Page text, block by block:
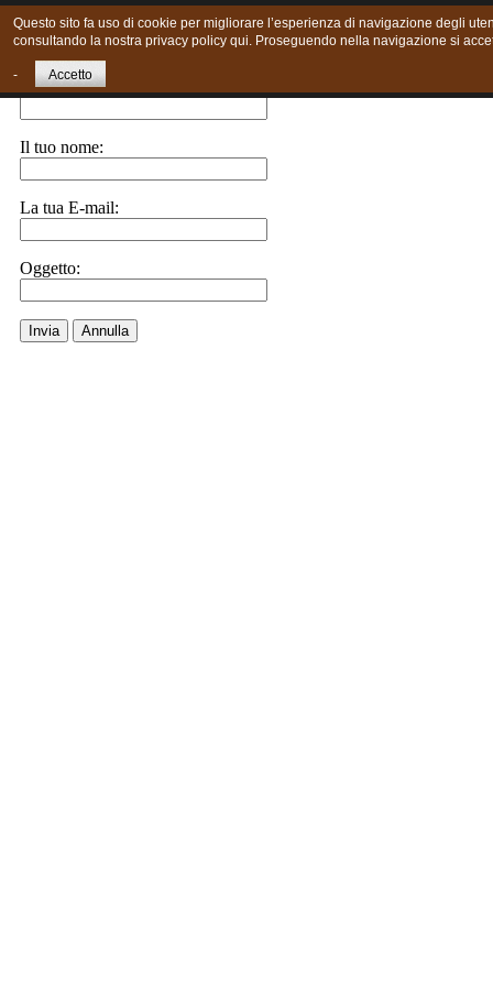
Invia ad un amico.
E-Mail a:
Il tuo nome:
La tua E-mail:
Oggetto:
Invia Annulla
Questo sito fa uso di cookie per migliorare l’esperienza di navigazione degli
consultando la nostra privacy policy qui. Proseguendo nella navigazione si
- Accetto